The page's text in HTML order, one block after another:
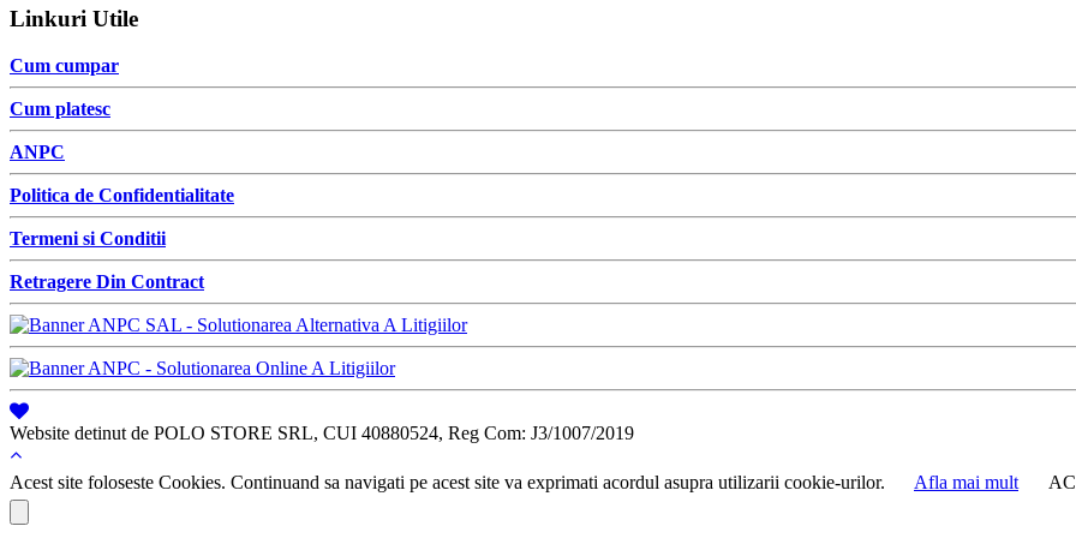
Linkuri Utile
Cum cumpar
Cum platesc
ANPC
Politica de Confidentialitate
Termeni si Conditii
Retragere Din Contract
Website detinut de POLO STORE SRL, CUI 40880524, Reg Com: J3/1007/2019
Acest site foloseste Cookies. Continuand sa navigati pe acest site va exprimati acordul asupra utilizarii cookie-urilor. Afla mai mult